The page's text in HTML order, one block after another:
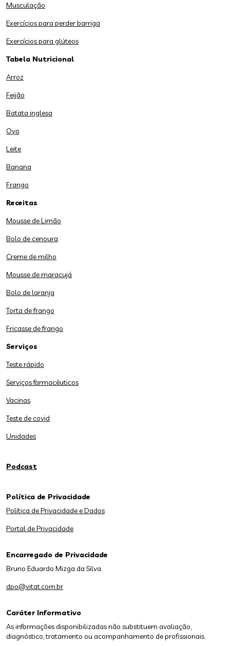
Musculação
Exercícios para perder barriga
Exercícios para glúteos
Tabela Nutricional
Arroz
Feijão
Batata inglesa
Ovo
Leite
Banana
Frango
Receitas
Mousse de Limão
Bolo de cenoura
Creme de milho
Mousse de maracujá
Bolo de laranja
Torta de frango
Fricasse de frango
Serviços
Teste rápido
Serviços farmacêuticos
Vacinas
Teste de covid
Unidades
Podcast
Caráter Informativo
As informações disponibilizadas não substituem avaliação,
diagnóstico, tratamento ou acompanhamento de profissionais.
Política de Privacidade
Política de Privacidade e Dados
Portal de Privacidade
Encarregado de Privacidade
Bruno Eduardo Mizga da Silva
dpo@vitat.com.br